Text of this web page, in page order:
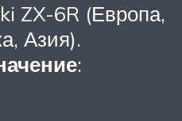
ZX-6R (Европа,
Азия).
: